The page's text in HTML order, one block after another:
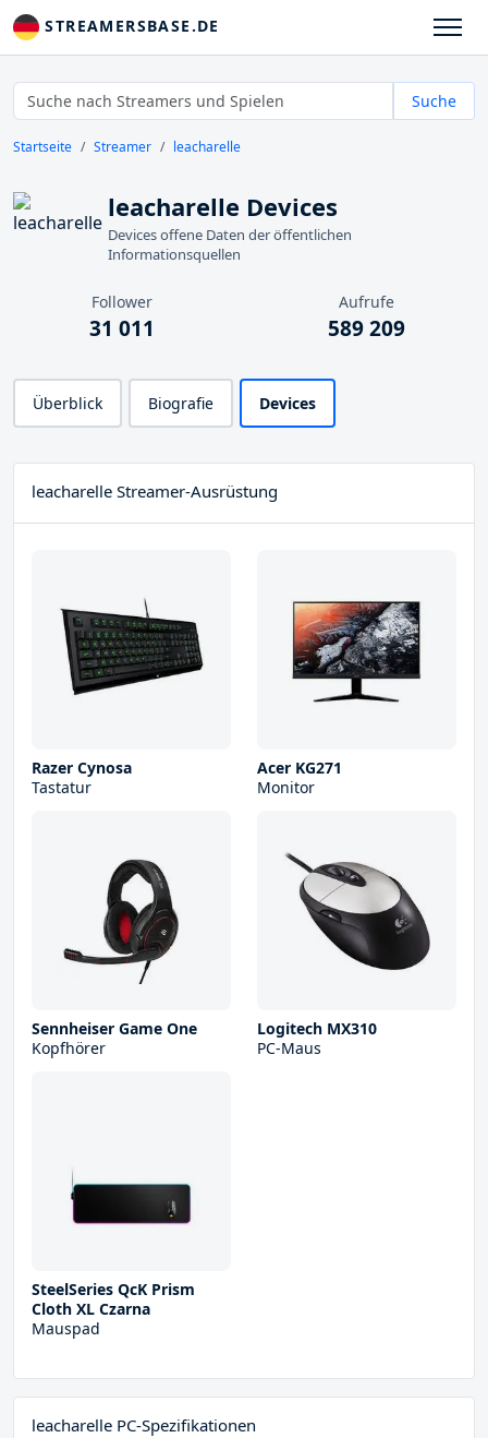
STREAMERSBASE.DE
Suche
Startseite Streamer leacharelle
leacharelle Devices
Devices offene Daten der öffentlichen
Informationsquellen
Follower
31 011
Aufrufe
589 209
Überblick Biografie Devices
leacharelle Streamer-Ausrüstung
Razer Cynosa
Tastatur
Acer KG271
Monitor
Sennheiser Game One
Kopfhörer
Logitech MX310
PC-Maus
SteelSeries QcK Prism
Cloth XL Czarna
Mauspad
leacharelle PC-Spezifikationen